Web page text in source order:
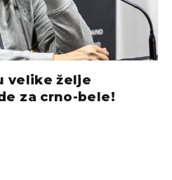
velike želje
za crno-bele!